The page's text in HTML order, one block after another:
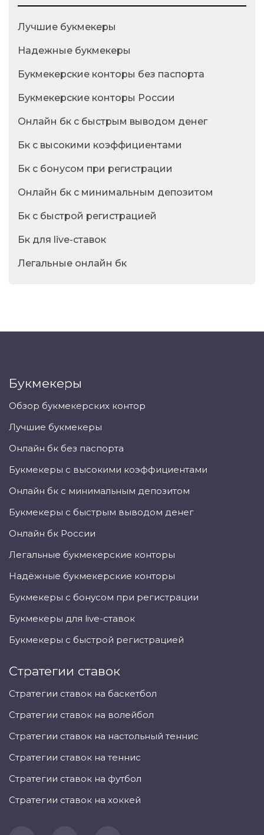
Лучшие букмекеры
Надежные букмекеры
Букмекерские конторы без паспорта
Букмекерские конторы России
Онлайн бк с быстрым выводом денег
Бк с высокими коэффициентами
Бк с бонусом при регистрации
Онлайн бк с минимальным депозитом
Бк с быстрой регистрацией
Бк для live-ставок
Легальные онлайн бк
Букмекеры
Обзор букмекерских контор
Лучшие букмекеры
Онлайн бк без паспорта
Букмекеры с высокими коэффициентами
Онлайн бк с минимальным депозитом
Букмекеры с быстрым выводом денег
Онлайн бк России
Легальные букмекерские конторы
Надёжные букмекерские конторы
Букмекеры с бонусом при регистрации
Букмекеры для live-ставок
Букмекеры с быстрой регистрацией
Стратегии ставок
Стратегии ставок на баскетбол
Стратегии ставок на волейбол
Стратегии ставок на настольный теннис
Стратегии ставок на теннис
Стратегии ставок на футбол
Стратегии ставок на хоккей